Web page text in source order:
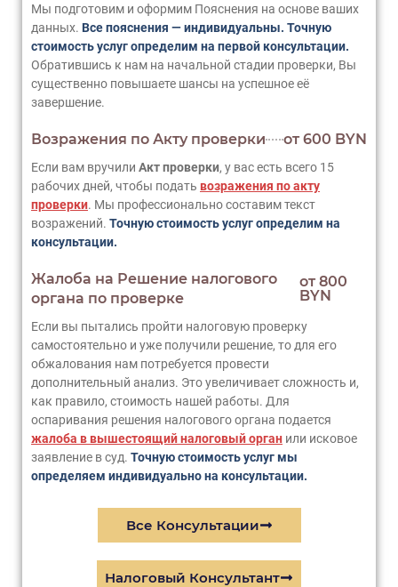
Мы подготовим и оформим Пояснения на основе ваших
данных. Все пояснения — индивидуальны. Точную
стоимость услуг определим на первой консультации.
Обратившись к нам на начальной стадии проверки, Вы
существенно повышаете шансы на успешное её
завершение.
Возражения по Акту проверки от 600 BYN
Если вам вручили Акт проверки, у вас есть всего 15
рабочих дней, чтобы подать возражения по акту
проверки. Мы профессионально составим текст
возражений. Точную стоимость услуг определим на
консультации.
Жалоба на Решение налогового
органа по проверке
от 800
BYN
Если вы пытались пройти налоговую проверку
самостоятельно и уже получили решение, то для его
обжалования нам потребуется провести
дополнительный анализ. Это увеличивает сложность и,
как правило, стоимость нашей работы. Для
оспаривания решения налогового органа подается
жалоба в вышестоящий налоговый орган или исковое
заявление в суд. Точную стоимость услуг мы
определяем индивидуально на консультации.
Все Консультации
Налоговый Консультант